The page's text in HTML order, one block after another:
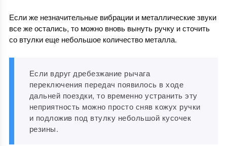
Если же незначительные вибрации и металлические звуки
все же остались, то можно вновь вынуть ручку и сточить
со втулки еще небольшое количество металла.
Если вдруг дребезжание рычага
переключения передач появилось в ходе
дальней поездки, то временно устранить эту
неприятность можно просто сняв кожух ручки
и подложив под втулку небольшой кусочек
резины.